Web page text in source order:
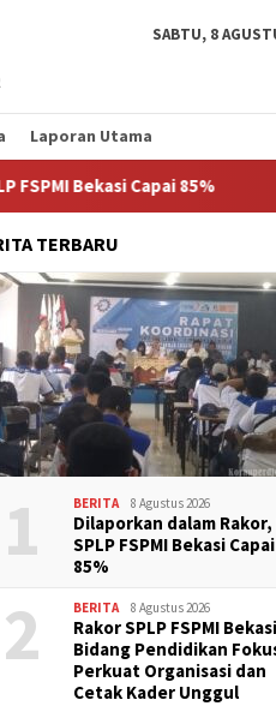
SABTU, 8
Laporan Utama
Capai 85% Rakor
TERBARU
1 BERITA 8 Agustus 2026
Dilaporkan dalam Rakor,
SPLP FSPMI Bekasi Capai
85%
2 BERITA 8 Agustus 2026
Rakor SPLP FSPMI
Bidang Pendidikan
Perkuat Organisasi dan
Cetak Kader Unggul